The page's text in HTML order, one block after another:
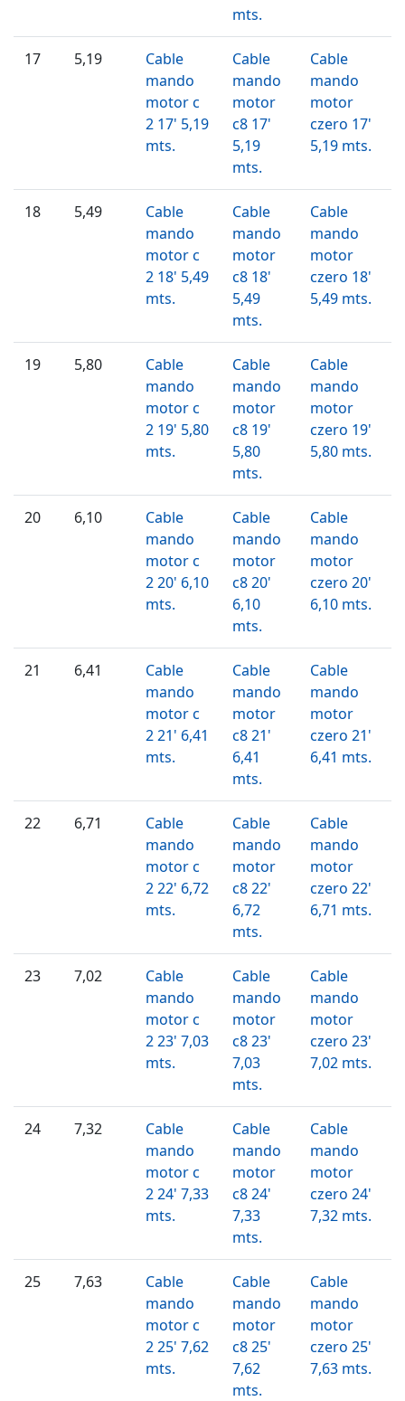
mts.
17 5,19
Cable
mando
motor c
2 17' 5,19
mts.
Cable
mando
motor
c8 17'
5,19
mts.
Cable
mando
motor
czero 17'
5,19 mts.
18 5,49
Cable
mando
motor c
2 18' 5,49
mts.
Cable
mando
motor
c8 18'
5,49
mts.
Cable
mando
motor
czero 18'
5,49 mts.
19 5,80
Cable
mando
motor c
2 19' 5,80
mts.
Cable
mando
motor
c8 19'
5,80
mts.
Cable
mando
motor
czero 19'
5,80 mts.
20 6,10
Cable
mando
motor c
2 20' 6,10
mts.
Cable
mando
motor
c8 20'
6,10
mts.
Cable
mando
motor
czero 20'
6,10 mts.
21 6,41
Cable
mando
motor c
2 21' 6,41
mts.
Cable
mando
motor
c8 21'
6,41
mts.
Cable
mando
motor
czero 21'
6,41 mts.
22 6,71
Cable
mando
motor c
2 22' 6,72
mts.
Cable
mando
motor
c8 22'
6,72
mts.
Cable
mando
motor
czero 22'
6,71 mts.
23 7,02
Cable
mando
motor c
2 23' 7,03
mts.
Cable
mando
motor
c8 23'
7,03
mts.
Cable
mando
motor
czero 23'
7,02 mts.
24 7,32
Cable
mando
motor c
2 24' 7,33
mts.
Cable
mando
motor
c8 24'
7,33
mts.
Cable
mando
motor
czero 24'
7,32 mts.
25 7,63
Cable
mando
motor c
2 25' 7,62
mts.
Cable
mando
motor
c8 25'
7,62
mts.
Cable
mando
motor
czero 25'
7,63 mts.